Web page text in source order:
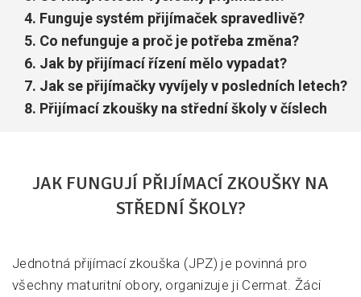
Funguje systém přijímaček spravedlivě?
Co nefunguje a proč je potřeba změna?
Jak by přijímací řízení mělo vypadat?
Jak se přijímačky vyvíjely v posledních letech?
Přijímací zkoušky na střední školy v číslech
JAK FUNGUJÍ PŘIJÍMACÍ ZKOUŠKY NA
STŘEDNÍ ŠKOLY?
Jednotná přijímací zkouška (JPZ) je povinná pro
všechny maturitní obory, organizuje ji Cermat. Žáci